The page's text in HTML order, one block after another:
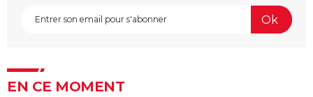
EN CE MOMENT